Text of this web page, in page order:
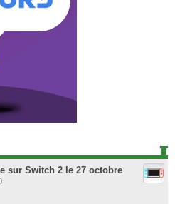
sur Switch 2 le 27 octobre